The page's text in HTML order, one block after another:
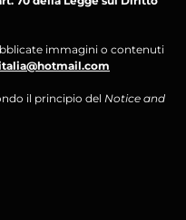
immagini o contenuti
il principio del Notice and